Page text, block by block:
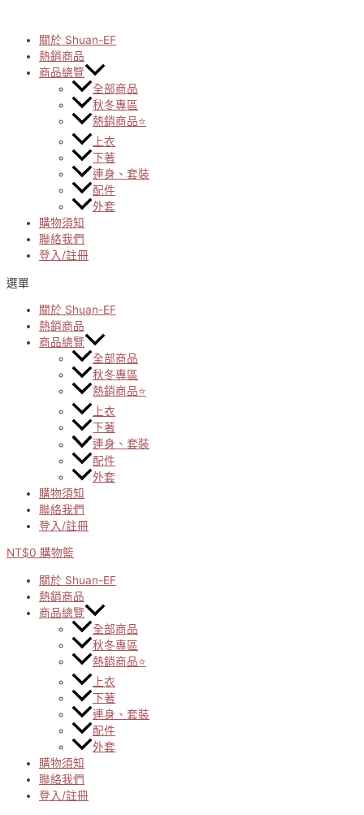
content關於 Shuan-EF
熱銷商品
商品總覽
全部商品
秋冬專區
熱銷商品⭐
上衣
下著
連身、套裝
配件
外套
購物須知
聯絡我們
登入/註冊
選單
關於 Shuan-EF
熱銷商品
商品總覽
全部商品
秋冬專區
熱銷商品⭐
上衣
下著
連身、套裝
配件
外套
購物須知
聯絡我們
登入/註冊
NT$0 購物籃
關於 Shuan-EF
熱銷商品
商品總覽
全部商品
秋冬專區
熱銷商品⭐
上衣
下著
連身、套裝
配件
外套
購物須知
聯絡我們
登入/註冊